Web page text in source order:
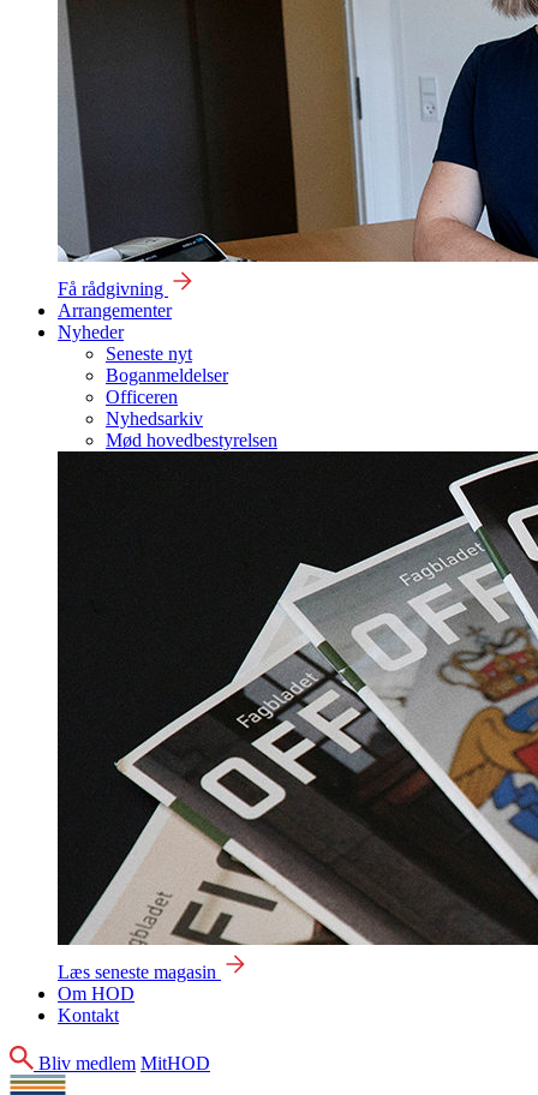
Få rådgivning
Arrangementer
Nyheder
Seneste nyt
Boganmeldelser
Officeren
Nyhedsarkiv
Mød hovedbestyrelsen
Læs seneste magasin
Om HOD
Kontakt
Søg
Bliv medlem MitHOD